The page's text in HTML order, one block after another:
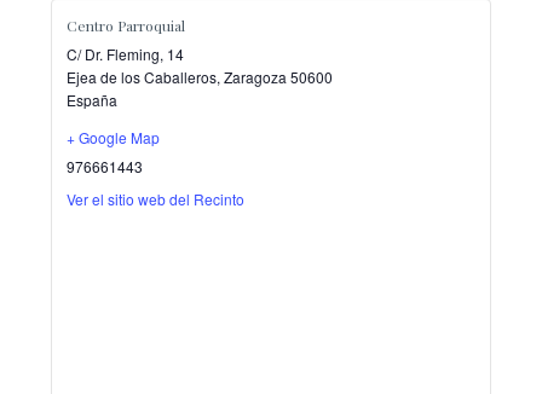
Centro Parroquial
C/ Dr. Fleming, 14
Ejea de los Caballeros, Zaragoza 50600
España
+ Google Map
976661443
Ver el sitio web del Recinto